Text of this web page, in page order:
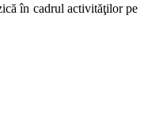
în cadrul activităţilor pe